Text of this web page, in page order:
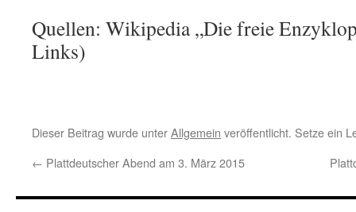
Quellen: Wikipedia „Die freie
Links)
Dieser Beitrag wurde unterAllgemein veröffentlicht. Setze ein
← Plattdeutscher Abend am 3. März 2015